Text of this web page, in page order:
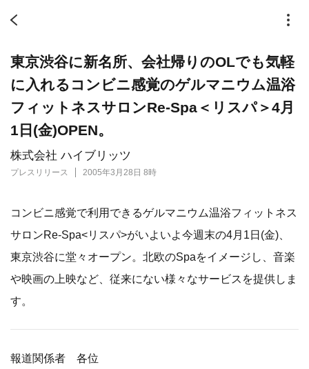
株式会社 ハイブリッツ
プレスリリース 2005年3月28日 8時
東京渋谷に新名所、会社帰りのOLでも気軽
に入れるコンビニ感覚のゲルマニウム温浴
フィットネスサロンRe-Spa＜リスパ＞4月
1日(金)OPEN。
コンビニ感覚で利用できるゲルマニウム温浴フィットネス
サロンRe-Spa<リスパ>がいよいよ今週末の4月1日(金)、
東京渋谷に堂々オープン。北欧のSpaをイメージし、音楽
や映画の上映など、従来にない様々なサービスを提供しま
す。
報道関係者 各位